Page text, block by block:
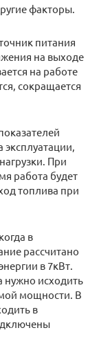
факторы.
питания
на выходе
на работе
сокращается
При
работа будет
топлива при
в
рассчитано
в 7кВт.
нужно исходить
мощности. В
в